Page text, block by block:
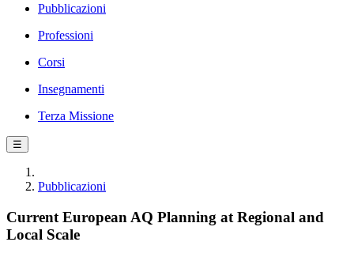
Pubblicazioni
Professioni
Corsi
Insegnamenti
Terza Missione
☰
Pubblicazioni
Current European AQ Planning at Regional and
Local Scale